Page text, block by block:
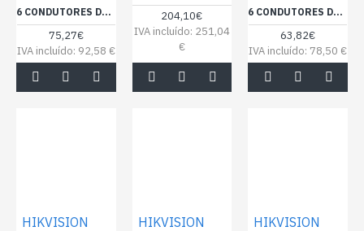
6 CONDUTORES DE SINAL + 2 DE ALIMENTAÇÃO - CONDUTOR DE COBRE NU (99,95%) - ECRÃ DE ALUMÍNIO E POLIÉSTER + DRENAGEM DE COBRE - BOBINE DE 100 METROS - CERTIFICADO CPR ECA - MÍNIMA PERDA
75,27€
IVA incluído: 92,58 €
204,10€
IVA incluído: 251,04
€
6 CONDUTORES DE SINAL + 2 DE ALIMENTAÇÃO - CONDUTOR DE COBRE NU (99,95%) - ECRÃ DE ALUMÍNIO E POLIÉSTER + DRENAGEM DE COBRE - BOBINE DE 100 METROS - CERTIFICADO CPR ECA - MÍNIMA PERDA
63,82€
IVA incluído: 78,50 €
HIKVISION
HIKVISION
HIKVISION